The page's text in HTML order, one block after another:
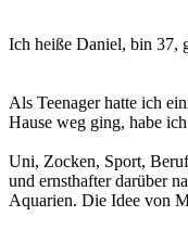
Ich heiße Daniel, bin 37,
Als Teenager hatte ich
Hause weg ging, habe
Uni, Zocken, Sport,
und ernsthafter darüber
Aquarien. Die Idee von